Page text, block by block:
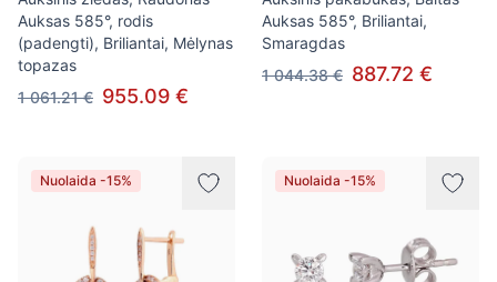
Auksas 585°, rodis
(padengti), Briliantai, Mėlynas
topazas
1 061.21 € 955.09 €
Auksas 585°, Briliantai,
Smaragdas
1 044.38 € 887.72 €
Nuolaida -15% Nuolaida -15%